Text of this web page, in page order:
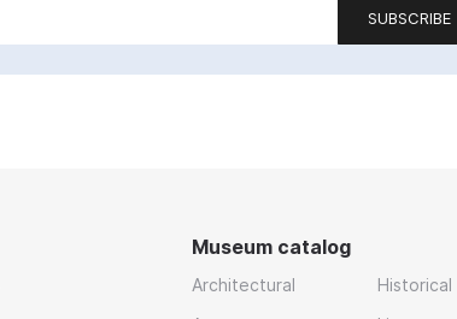
SUBSCRIBE
Museum catalog
Architectural
Historical